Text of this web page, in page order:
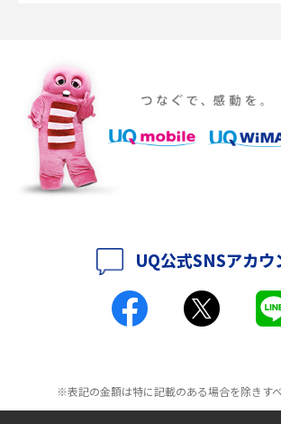
ポケット型Wi-Fiをレンタルするメリットとは？選び方
徴も紹介
持ち運びできるポケット型Wi-Fiのおススメの選び方
ットも紹介
ポケット型Wi-Fiとは？通信の仕組みやメリット・デメ
工事不要！置くだけWi-Fiの特徴は？メリット・デメリ
UQ公式SNSアカウ
※表記の金額は特に記載のある場合を除きす